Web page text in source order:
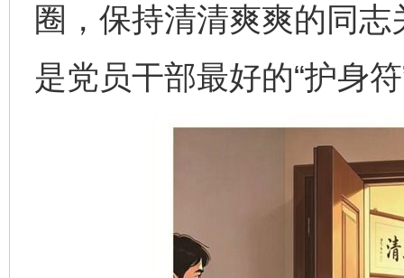
圈，保持清清爽爽的同
是党员干部最好的“护身